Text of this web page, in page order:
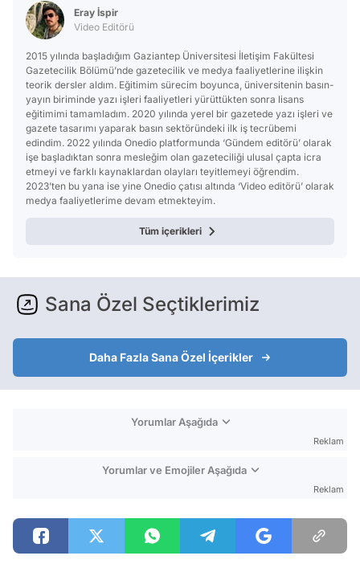
Eray İspir
Video Editörü
2015 yılında başladığım Gaziantep Üniversitesi İletişim Fakültesi
Gazetecilik Bölümü’nde gazetecilik ve medya faaliyetlerine ilişkin
teorik dersler aldım. Eğitimim sürecim boyunca, üniversitenin basın-
yayın biriminde yazı işleri faaliyetleri yürüttükten sonra lisans
eğitimimi tamamladım. 2020 yılında yerel bir gazetede yazı işleri ve
gazete tasarımı yaparak basın sektöründeki ilk iş tecrübemi
edindim. 2022 yılında Onedio platformunda ‘Gündem editörü’ olarak
işe başladıktan sonra mesleğim olan gazeteciliği ulusal çapta icra
etmeyi ve farklı kaynaklardan olayları teyitlemeyi öğrendim.
2023’ten bu yana ise yine Onedio çatısı altında ‘Video editörü’ olarak
medya faaliyetlerime devam etmekteyim.
Tüm içerikleri
Sana Özel Seçtiklerimiz
Daha Fazla Sana Özel İçerikler
Yorumlar Aşağıda
Reklam
Yorumlar ve Emojiler Aşağıda
Reklam